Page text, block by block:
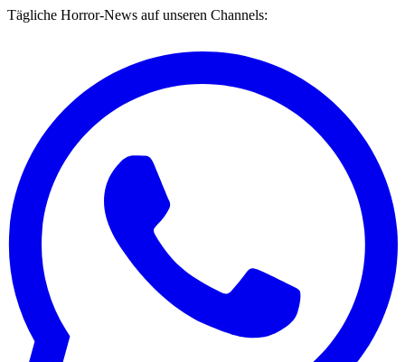
Tägliche Horror-News auf unseren Channels: